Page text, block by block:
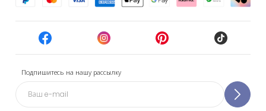
Подпишитесь на нашу рассылку